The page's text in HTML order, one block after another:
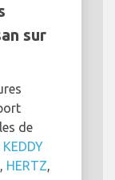
sur
de
KEDDY
HERTZ